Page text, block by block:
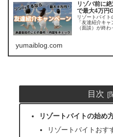
リゾバ前に
で最大4万円
リゾートバイ
「友達紹介キ
（面談）が終
yumaiblog.com
目次
リゾートバイトの始め
リゾートバイトおす